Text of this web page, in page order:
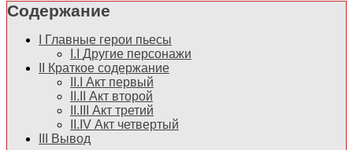
Содержание
Главные герои пьесы
I.I Другие персонажи
Краткое содержание
II.I Акт первый
II.II
Акт второй
II.III
Акт третий
II.IV Акт четвертый
Вывод